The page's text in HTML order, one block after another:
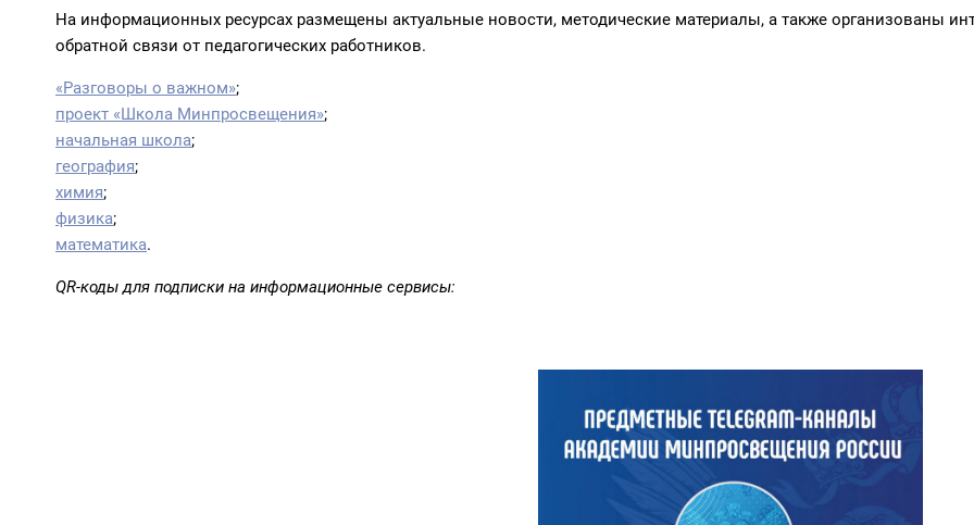
На информационных ресурсах размещены актуальные новости, методические материалы, а также организованы
обратной связи от педагогических работников.
«Разговоры о важном»;
проект «Школа Минпросвещения»;
начальная школа;
география;
химия;
физика;
математика.
QR-коды для подписки на информационные сервисы: